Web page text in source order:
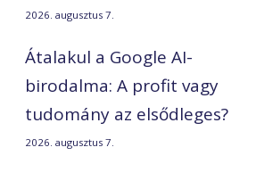
2026. augusztus 7.
Átalakul a Google AI-
birodalma: A profit vagy
tudomány az elsődleges?
2026. augusztus 7.